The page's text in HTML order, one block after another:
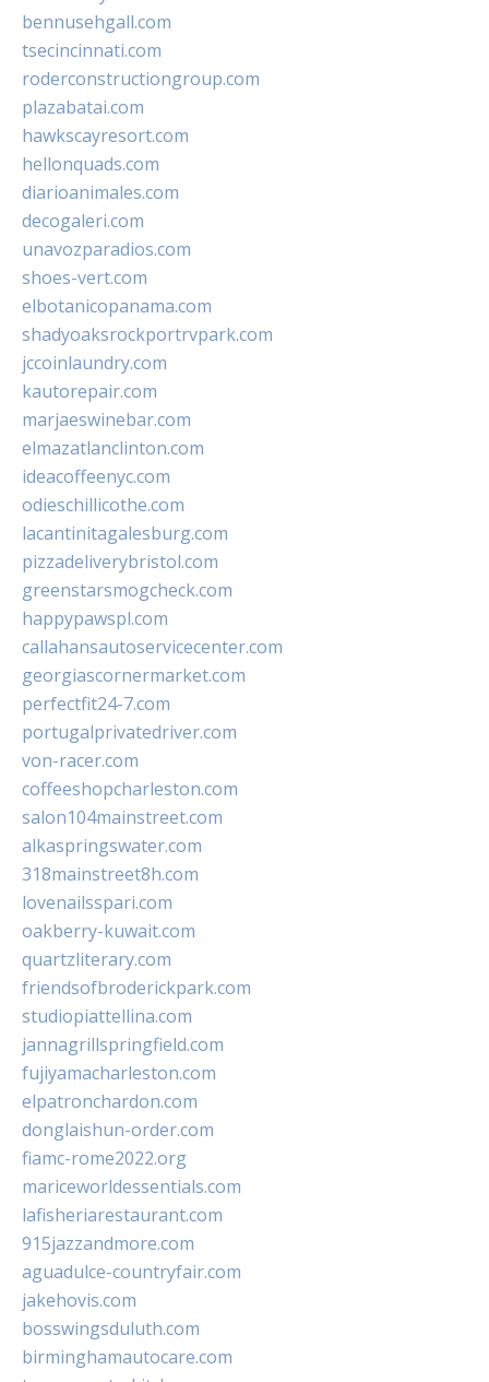
bennusehgall.com
tsecincinnati.com
roderconstructiongroup.com
plazabatai.com
hawkscayresort.com
hellonquads.com
diarioanimales.com
decogaleri.com
unavozparadios.com
shoes-vert.com
elbotanicopanama.com
shadyoaksrockportrvpark.com
jccoinlaundry.com
kautorepair.com
marjaeswinebar.com
elmazatlanclinton.com
ideacoffeenyc.com
odieschillicothe.com
lacantinitagalesburg.com
pizzadeliverybristol.com
greenstarsmogcheck.com
happypawspl.com
callahansautoservicecenter.com
georgiascornermarket.com
perfectfit24-7.com
portugalprivatedriver.com
von-racer.com
coffeeshopcharleston.com
salon104mainstreet.com
alkaspringswater.com
318mainstreet8h.com
lovenailsspari.com
oakberry-kuwait.com
quartzliterary.com
friendsofbroderickpark.com
studiopiattellina.com
jannagrillspringfield.com
fujiyamacharleston.com
elpatronchardon.com
donglaishun-order.com
fiamc-rome2022.org
mariceworldessentials.com
lafisheriarestaurant.com
915jazzandmore.com
aguadulce-countryfair.com
jakehovis.com
bosswingsduluth.com
birminghamautocare.com